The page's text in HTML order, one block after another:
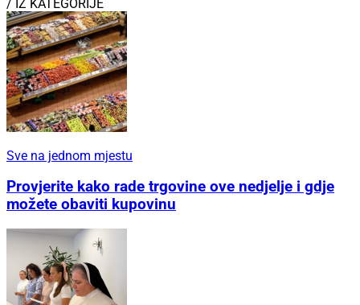
/ IZ KATEGORIJE
Sve na jednom mjestu
Provjerite kako rade trgovine ove nedjelje i gdje
možete obaviti kupovinu